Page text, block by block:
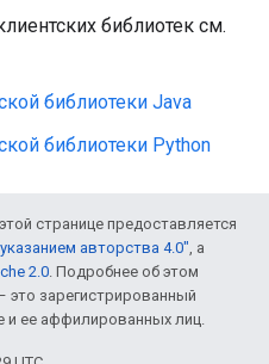
библиотек см.
библиотеки Java
библиотеки Python
странице предоставляется
авторства 4.0", а
2.0. Подробнее об этом
это зарегистрированный
и ее аффилированных лиц.